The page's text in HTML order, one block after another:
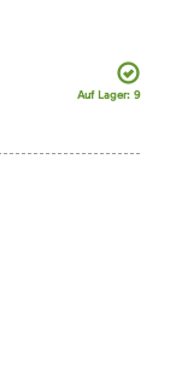
Auf Lager: 9